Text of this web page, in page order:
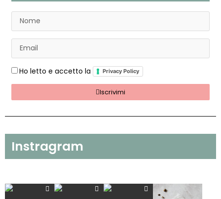
Ho letto e accetto la Privacy Policy
Iscrivimi
Instragram